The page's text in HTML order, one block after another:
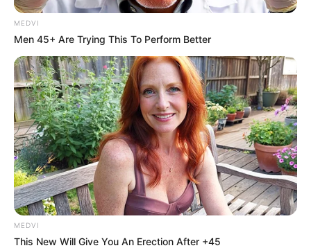
MEDVI
Men 45+ Are Trying This To Perform Better
MEDVI
This New Will Give You An Erection After +45